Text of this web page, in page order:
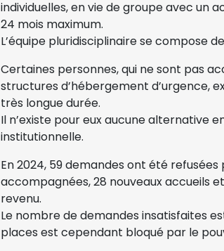
individuelles, en vie de groupe avec un
24 mois maximum.
L’équipe pluridisciplinaire se compose
Certaines personnes, qui ne sont pas
structures d’hébergement d’urgence,
très longue durée.
Il n’existe pour eux aucune alternative
institutionnelle.
En 2024, 59 demandes ont été
accompagnées, 28 nouveaux accueils
revenu.
Le nombre de demandes insatisfaites
places est cependant bloqué par le